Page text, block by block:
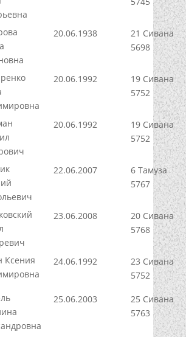
20.06.1938
21 Сивана
5698
20.06.1992
19 Сивана
5752
20.06.1992
19 Сивана
5752
22.06.2007
6 Тамуза
5767
23.06.2008
20 Сивана
5768
Ксения
24.06.1992
23 Сивана
5752
25.06.2003
25 Сивана
5763